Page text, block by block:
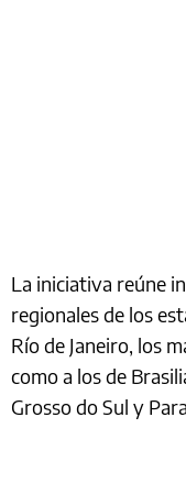
La iniciativa reúne
regionales de los
Río de Janeiro, los
como a los de
Grosso do Sul y